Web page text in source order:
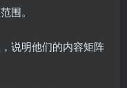
围。
说明他们的内容矩阵